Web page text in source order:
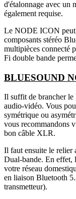
d'étalonnage avec un
également requise.
Le NODE ICON peut
composants stéréo
multipièces connecté
Fi double bande
BLUESOUND
Il suffit de brancher
audio-vidéo. Vous
symétrique ou
vous recommandons
bon câble XLR.
Il faut ensuite le relier
Dual-bande. En effet,
votre réseau
en liaison Bluetooth
transmetteur).